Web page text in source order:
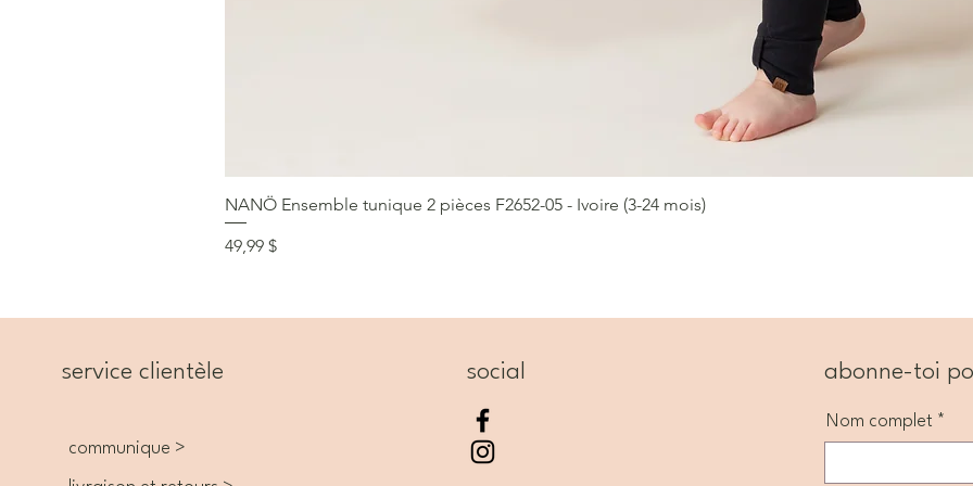
Aperçu rapide
NANÖ Ensemble tunique 2 pièces F2652-05 - Ivoire (3-24 mois)
Prix
49,99 $
service clientèle
communique >
social abonne-toi
Nom complet